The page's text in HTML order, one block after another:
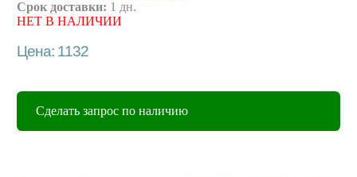
Срок доставки: 1 дн.
НЕТ В НАЛИЧИИ
Цена: 1132
Сделать запрос по наличию